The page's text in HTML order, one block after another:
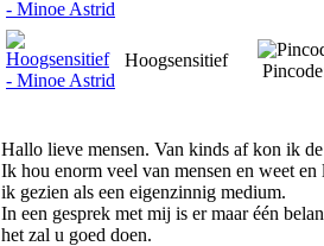
Hoogsensitief
Hallo lieve mensen. Van kinds af kon ik
Ik hou enorm veel van mensen en weet
ik gezien als een eigenzinnig medium.
In een gesprek met mij is er maar één
het zal u goed doen.